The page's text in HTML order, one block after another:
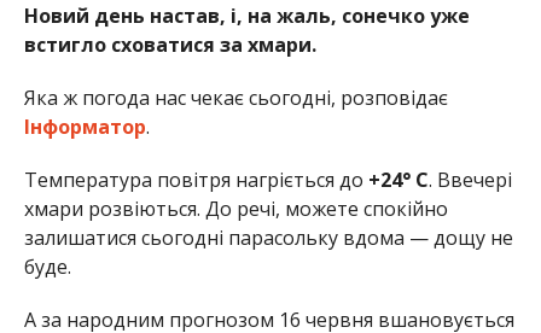
Новий день настав, і, на жаль, сонечко уже
встигло сховатися за хмари.
Яка ж погода нас чекає сьогодні, розповідає
Інформатор.
Температура повітря нагріється до +24° C. Ввечері
хмари розвіються. До речі, можете спокійно
залишатися сьогодні парасольку вдома — дощу не
буде.
А за народним прогнозом 16 червня вшановується